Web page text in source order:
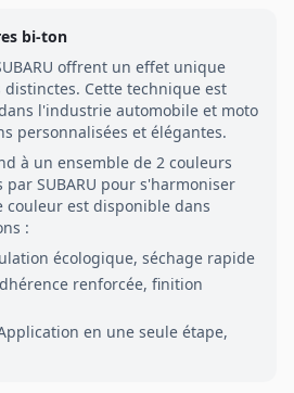
bi-ton
offrent un effet unique
distinctes. Cette technique est
l'industrie automobile et moto
personnalisées et élégantes.
à un ensemble de 2 couleurs
par SUBARU pour s'harmoniser
couleur est disponible dans
:
écologique, séchage rapide
renforcée, finition
en une seule étape,